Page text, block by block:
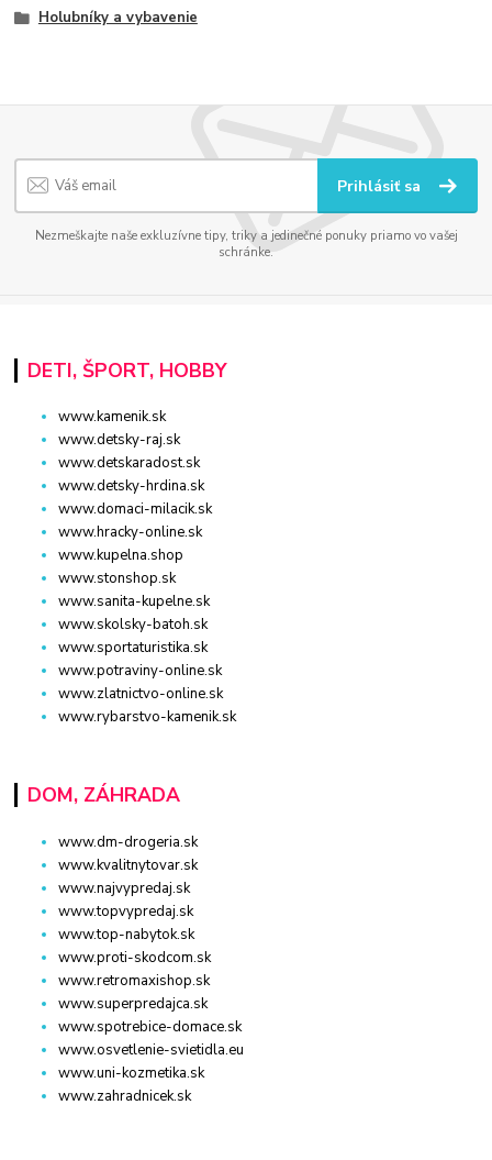
Holubníky a vybavenie
Prihlásiť sa
Nezmeškajte naše exkluzívne tipy, triky a jedinečné ponuky priamo vo vašej
schránke.
DETI, ŠPORT, HOBBY
www.kamenik.sk
www.detsky-raj.sk
www.detskaradost.sk
www.detsky-hrdina.sk
www.domaci-milacik.sk
www.hracky-online.sk
www.kupelna.shop
www.stonshop.sk
www.sanita-kupelne.sk
www.skolsky-batoh.sk
www.sportaturistika.sk
www.potraviny-online.sk
www.zlatnictvo-online.sk
www.rybarstvo-kamenik.sk
DOM, ZÁHRADA
www.dm-drogeria.sk
www.kvalitnytovar.sk
www.najvypredaj.sk
www.topvypredaj.sk
www.top-nabytok.sk
www.proti-skodcom.sk
www.retromaxishop.sk
www.superpredajca.sk
www.spotrebice-domace.sk
www.osvetlenie-svietidla.eu
www.uni-kozmetika.sk
www.zahradnicek.sk